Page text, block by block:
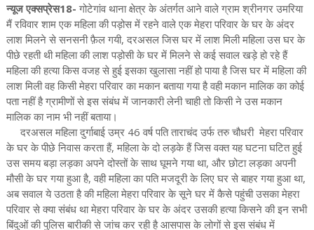
न्यूज एक्सप्रेस18- गोटेगांव थाना क्षेत्र के अंतर्गत आने वाले ग्राम श्रीनगर उमरिया
मैं रविवार शाम एक महिला की पड़ोस में रहने वाले एक मेहरा परिवार के घर के अंदर
लाश मिलने से सनसनी फ़ैल गयी, दरअसल जिस घर में लाश मिली महिला उस घर के
पीछे रहती थी महिला की लाश पड़ोसी के घर में मिलने से कई सवाल खड़े हो रहे हैं
महिला की हत्या किस वजह से हुई इसका खुलासा नहीं हो पाया है जिस घर में महिला की
लाश मिली वह किसी मेहरा परिवार का मकान बताया गया है वही मकान मालिक का कोई
पता नहीं है ग्रामीणों से इस संबंध में जानकारी लेनी चाही तो किसी ने उस मकान
मालिक का नाम भी नहीं बताया।
दरअसल महिला दुर्गाबाई उम्र 46 वर्ष पति ताराचंद उर्फ तरु चौधरी मेहरा परिवार
के घर के पीछे निवास करता हैं, महिला के दो लड़के हैं जिस वक्त यह घटना घटित हुई
उस समय बड़ा लड़का अपने दोस्तों के साथ घूमने गया था, और छोटा लड़का अपनी
मौसी के घर गया हुआ है, वही महिला का पति मजदूरी के लिए घर से बाहर गया हुआ था,
अब सवाल ये उठता है की महिला मेहरा परिवार के सूने घर में कैसे पहुंची उसका मेहरा
परिवार से क्या संबंध था मेहरा परिवार के घर के अंदर उसकी हत्या किसने की इन सभी
बिंदुओं की पुलिस बारीकी से जांच कर रही है आसपास के लोगों से इस संबंध में